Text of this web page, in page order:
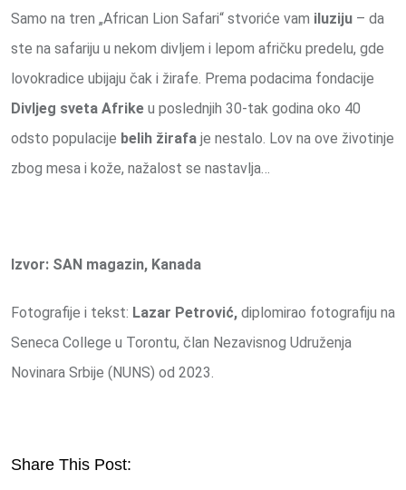
Samo na tren „African Lion Safari“ stvoriće vam iluziju – da
ste na safariju u nekom divljem i lepom afričku predelu, gde
lovokradice ubijaju čak i žirafe. Prema podacima fondacije
Divljeg sveta Afrike u poslednjih 30-tak godina oko 40
odsto populacije belih žirafa je nestalo. Lov na ove životinje
zbog mesa i kože, nažalost se nastavlja…
Izvor: SAN magazin, Kanada
Fotografije i tekst: Lazar Petrović, diplomirao fotografiju na
Seneca College u Torontu, član Nezavisnog Udruženja
Novinara Srbije (NUNS) od 2023.
Share This Post: